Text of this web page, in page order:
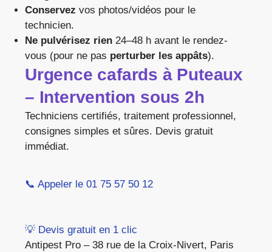
Conservez vos photos/vidéos pour le
technicien.
Ne pulvérisez rien 24–48 h avant le rendez-
vous (pour ne pas perturber les appâts).
Urgence cafards à Puteaux
– Intervention sous 2h
Techniciens certifiés, traitement professionnel,
consignes simples et sûres. Devis gratuit
immédiat.
📞 Appeler le 01 75 57 50 12
💡 Devis gratuit en 1 clic
Antipest Pro – 38 rue de la Croix-Nivert, Paris